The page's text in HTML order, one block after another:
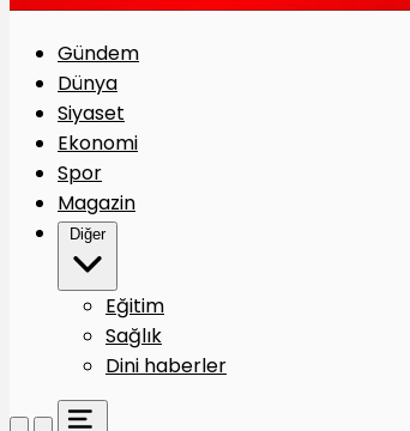
Gündem
Dünya
Siyaset
Ekonomi
Spor
Magazin
Diğer
Eğitim
Sağlık
Dini haberler